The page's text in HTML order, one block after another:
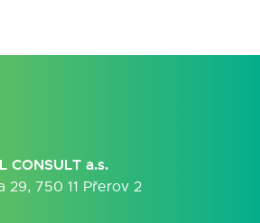
CONSULT a.s.
29, 750 11 Přerov 2